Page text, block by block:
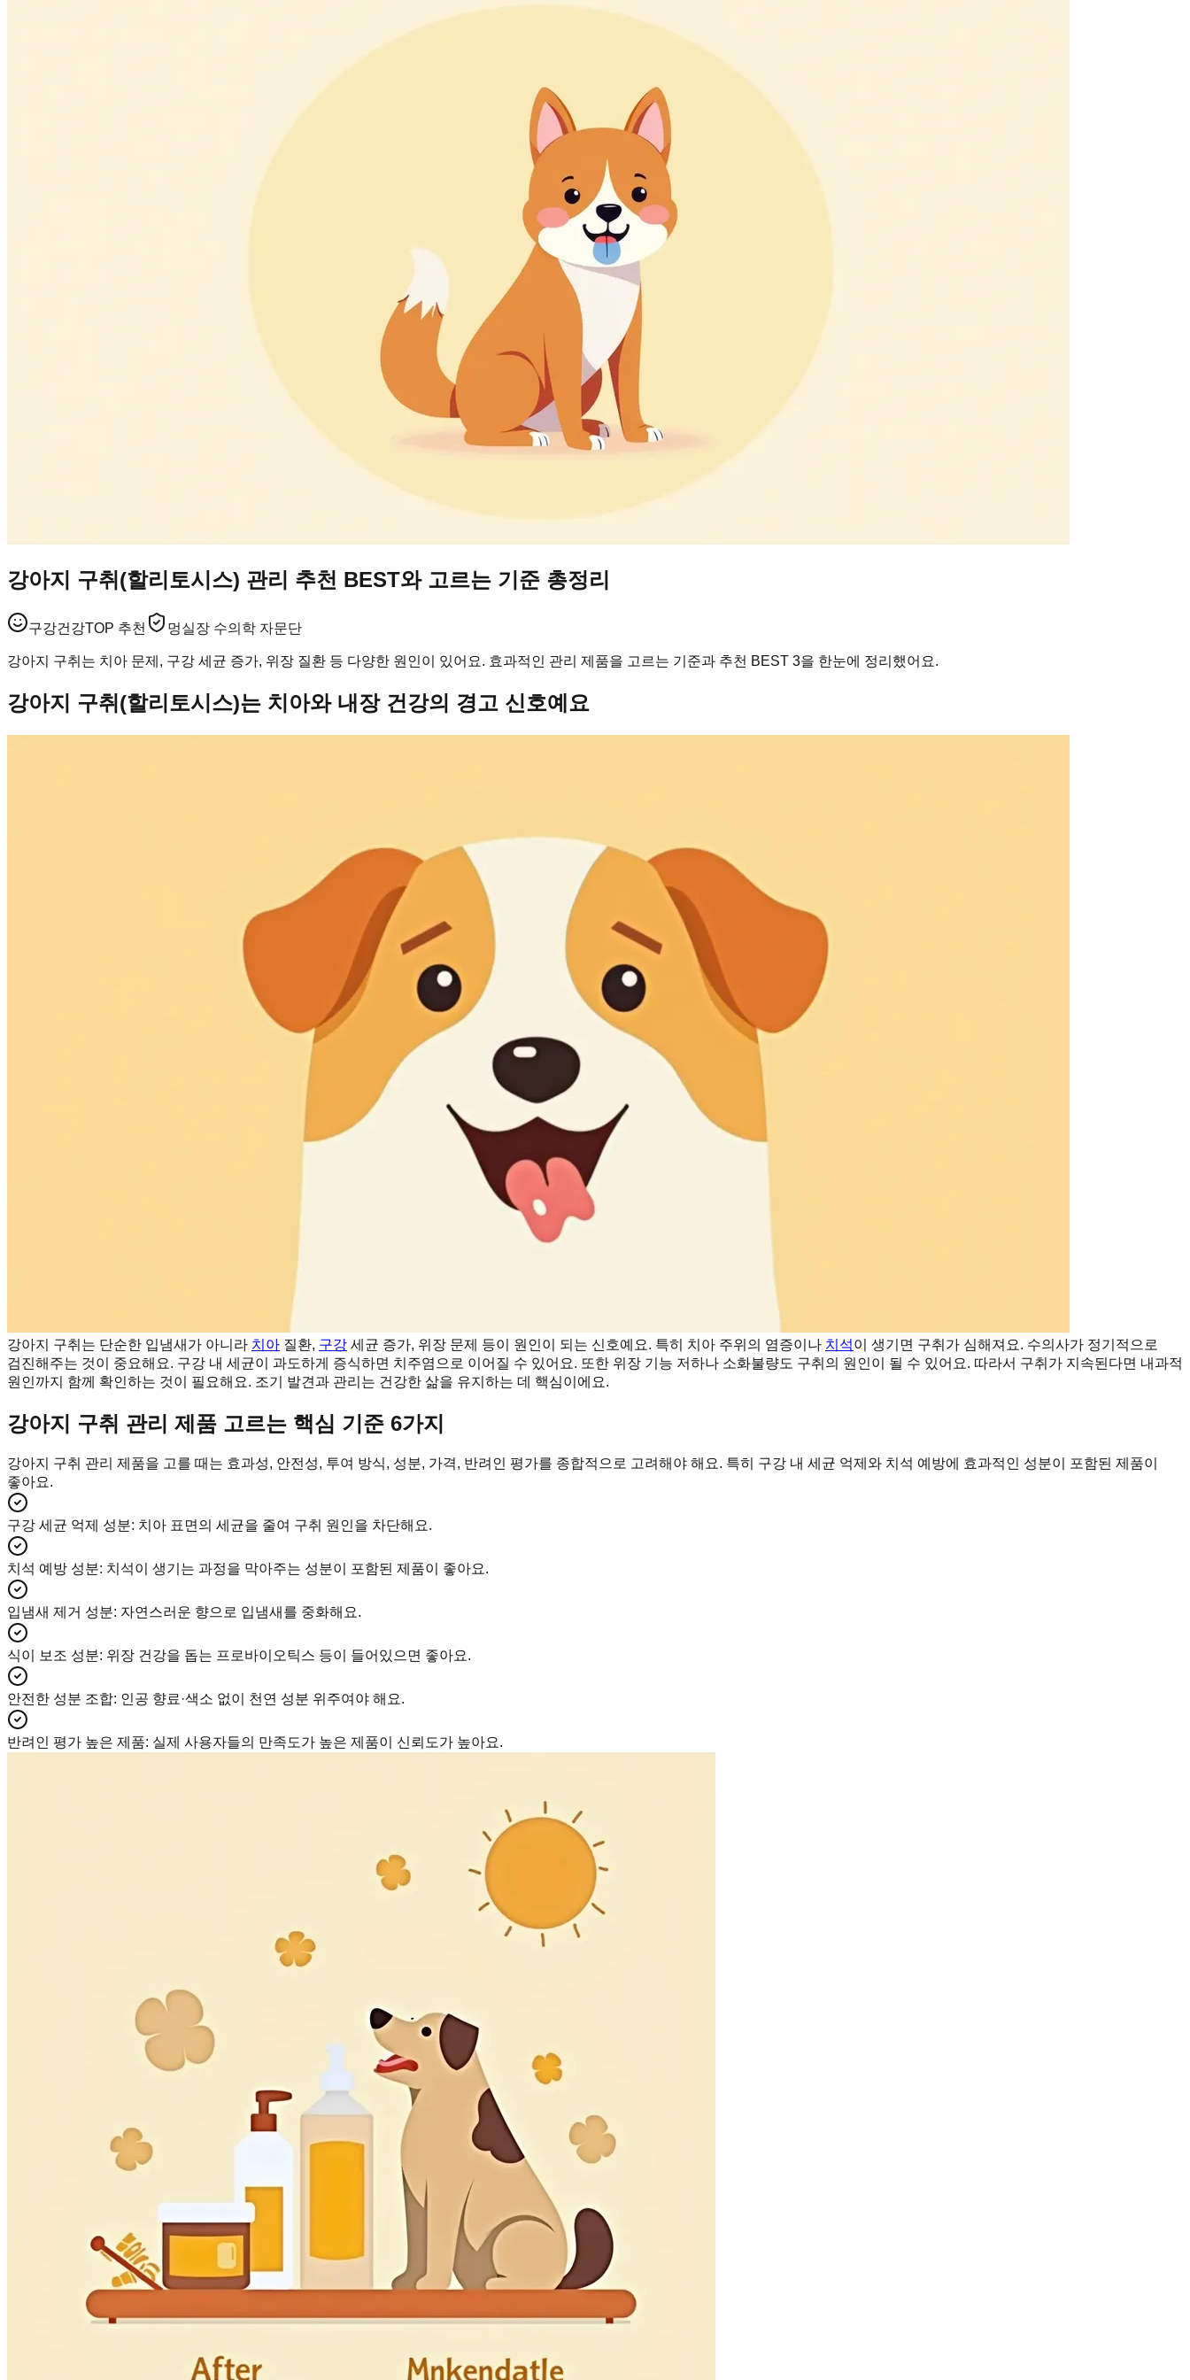
강아지 구취(할리토시스) 관리 추천 BEST와 고르는 기준 총정리
구강건강TOP 추천 멍실장 수의학 자문단
강아지 구취는 치아 문제, 구강 세균 증가, 위장 질환 등 다양한 원인이 있어요. 효과적인 관리 제품을 고르는 기준과 추천 BEST 3을 한눈에 정리했어요.
강아지 구취(할리토시스)는 치아와 내장 건강의 경고 신호예요
강아지 구취는 단순한 입냄새가 아니라 치아 질환, 구강 세균 증가, 위장 문제 등이 원인이 되는 신호예요. 특히 치아 주위의 염증이나 치석이 생기면 구취가 심해져요. 수의사가 정기적으로
검진해주는 것이 중요해요. 구강 내 세균이 과도하게 증식하면 치주염으로 이어질 수 있어요. 또한 위장 기능 저하나 소화불량도 구취의 원인이 될 수 있어요. 따라서 구취가 지속된다면 내과적
원인까지 함께 확인하는 것이 필요해요. 조기 발견과 관리는 건강한 삶을 유지하는 데 핵심이에요.
강아지 구취 관리 제품 고르는 핵심 기준 6가지
강아지 구취 관리 제품을 고를 때는 효과성, 안전성, 투여 방식, 성분, 가격, 반려인 평가를 종합적으로 고려해야 해요. 특히 구강 내 세균 억제와 치석 예방에 효과적인 성분이 포함된 제품이
좋아요.
구강 세균 억제 성분: 치아 표면의 세균을 줄여 구취 원인을 차단해요.
치석 예방 성분: 치석이 생기는 과정을 막아주는 성분이 포함된 제품이 좋아요.
입냄새 제거 성분: 자연스러운 향으로 입냄새를 중화해요.
식이 보조 성분: 위장 건강을 돕는 프로바이오틱스 등이 들어있으면 좋아요.
안전한 성분 조합: 인공 향료·색소 없이 천연 성분 위주여야 해요.
반려인 평가 높은 제품: 실제 사용자들의 만족도가 높은 제품이 신뢰도가 높아요.